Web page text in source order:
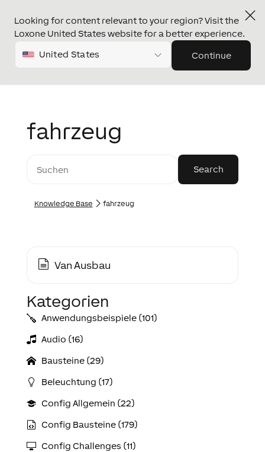
Looking for content relevant to your region? Visit the
Loxone United States website for a better experience.
United States Continue
fahrzeug
Knowledge Base fahrzeug
Van Ausbau
Kategorien
Anwendungs­­­beispiele (101)
Audio (16)
Bausteine (29)
Beleuchtung (17)
Config Allgemein (22)
Config Bausteine (179)
Config Challenges (11)